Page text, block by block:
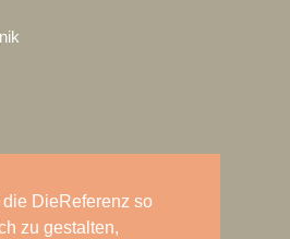
DieReferenz so
zu gestalten,